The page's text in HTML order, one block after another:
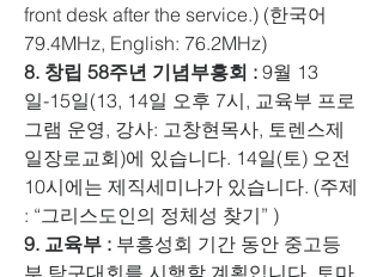
front desk after the service.) (한국어
79.4MHz, English: 76.2MHz)
8. 창립 58주년 기념부흥회 : 9월 13
일-15일(13, 14일 오후 7시, 교육부 프로
그램 운영, 강사: 고창현목사, 토렌스제
일장로교회)에 있습니다. 14일(토) 오전
10시에는 제직세미나가 있습니다. (주제
: “그리스도인의 정체성 찾기” )
9. 교육부 : 부흥성회 기간 동안 중고등
부 탁구대회를 시행할 계획입니다. 토마